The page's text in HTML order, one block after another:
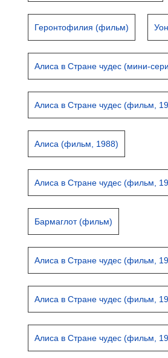
Геронтофилия (фильм)
Алиса в Стране чудес (мини-
Алиса в Стране чудес (фильм,
Алиса (фильм, 1988)
Алиса в Стране чудес (фильм,
Бармаглот (фильм)
Алиса в Стране чудес (фильм,
Алиса в Стране чудес (фильм,
Алиса в Стране чудес (фильм,